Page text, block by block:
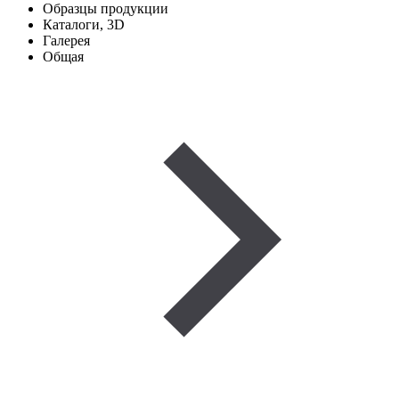
Образцы продукции
Каталоги, 3D
Галерея
Общая